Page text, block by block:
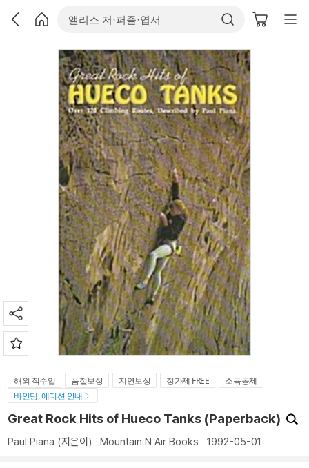
해외 직수입 품절보상 지연보상 정가제 FREE
소득공제
바인딩, 에디션 안내
Great Rock Hits of Hueco Tanks (Paperback)
Paul Piana (지은이) Mountain N Air Books 1992-05-01